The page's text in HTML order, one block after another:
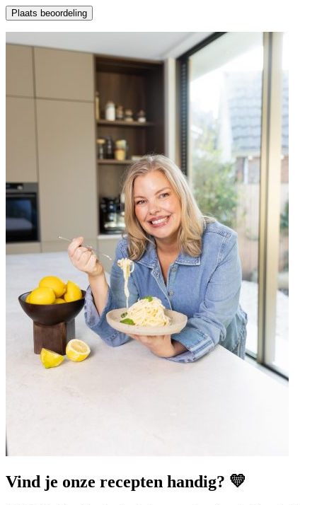
Plaats beoordeling
Vind je onze recepten handig? 💛